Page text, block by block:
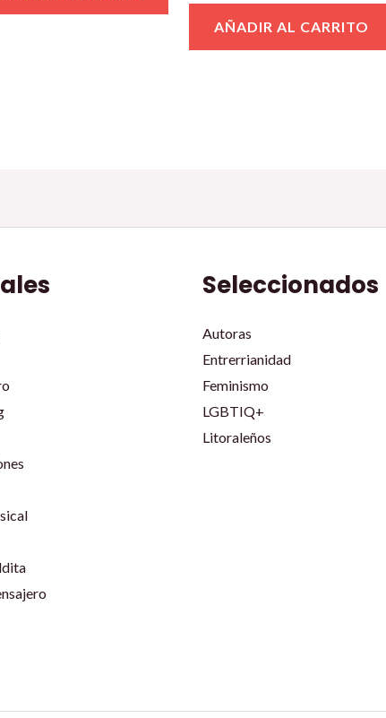
AÑADIR AL CARRITO
Seleccionados
Autoras
Entrerrianidad
Feminismo
LGBTIQ+
Litoraleños